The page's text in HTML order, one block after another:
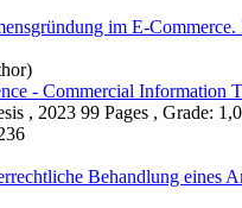
im E-
- Commercial Information
, 2023 99 Pages , Grade: 1,0
Behandlung eines